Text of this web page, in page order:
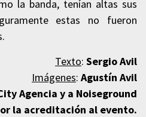
la banda, tenían altas sus
estas no fueron
Texto: Sergio Avil
Imágenes: Agustín Avil
Agencia y a Noiseground
la acreditación al evento.